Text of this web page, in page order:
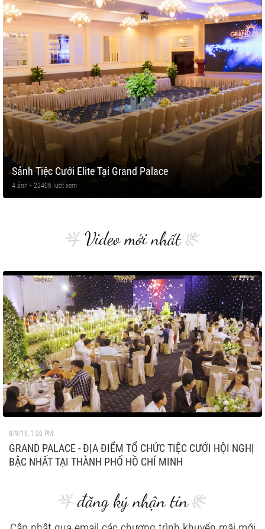
Sảnh Tiệc Cưới Elite Tại Grand Palace
4 ảnh • 22406 lượt xem
Video mới nhất
8/9/19, 1:30 PM
GRAND PALACE - ĐỊA ĐIỂM TỔ CHỨC TIỆC CƯỚI HỘI NGHỊ
BẬC NHẤT TẠI THÀNH PHỐ HỒ CHÍ MINH
đăng ký nhận tin